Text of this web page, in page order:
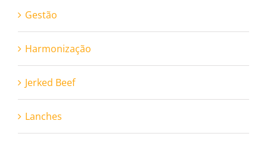
Gestão
Harmonização
Jerked Beef
Lanches